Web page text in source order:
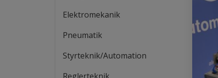
Elektromekanik
Pneumatik
Styrteknik/Automation